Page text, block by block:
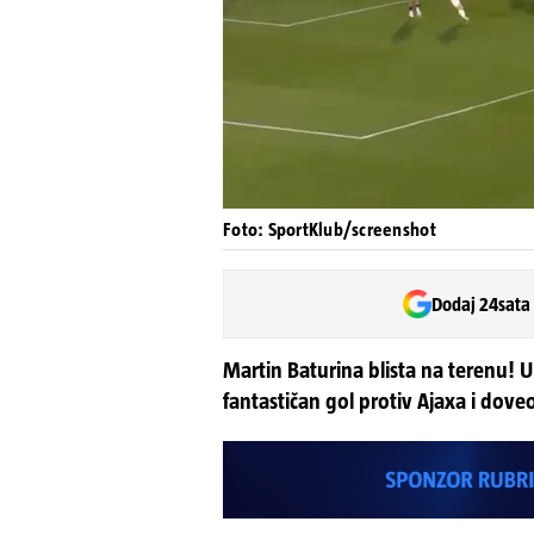
Foto: SportKlub/screenshot
Dodaj
Martin Baturina blista na terenu!
fantastičan gol protiv Ajaxa i